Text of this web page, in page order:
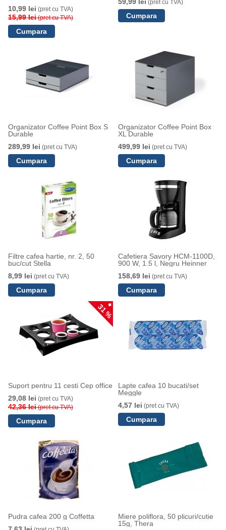
10,99 lei (pret cu TVA)
15,99 lei(pret cu TVA)
(pret cu TVA)
Organizator Coffee Point Box S
Durable
289,99 lei (pret cu TVA)
Organizator Coffee Point Box
XL Durable
499,99 lei (pret cu TVA)
Filtre cafea hartie, nr. 2, 50
buc/cut Stella
8,99 lei (pret cu TVA)
Cafetiera Savory HCM-1100D,
900 W, 1.5 l, Negru Heinner
158,69 lei (pret cu TVA)
31 %
Suport pentru 11 cesti Cep office
29,08 lei (pret cu TVA)
42,36 lei(pret cu TVA)
Lapte cafea 10 bucati/set
Meggle
4,57 lei (pret cu TVA)
Pudra cafea 200 g Coffetta
Miere poliflora, 50 plicuri/cutie
15g, Thera